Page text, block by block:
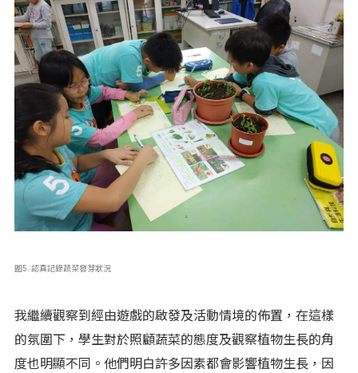
圖5. 認真記錄蔬菜發芽狀況
我繼續觀察到經由遊戲的啟發及活動情境的佈置，在這樣
的氛圍下，學生對於照顧蔬菜的態度及觀察植物生長的角
度也明顯不同。他們明白許多因素都會影響植物生長，因